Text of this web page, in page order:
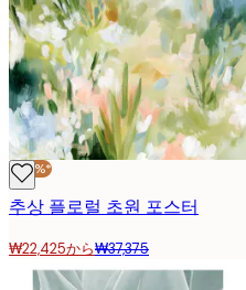
-40%*
추상 플로럴 초원 포스터
₩22,425から₩37,375